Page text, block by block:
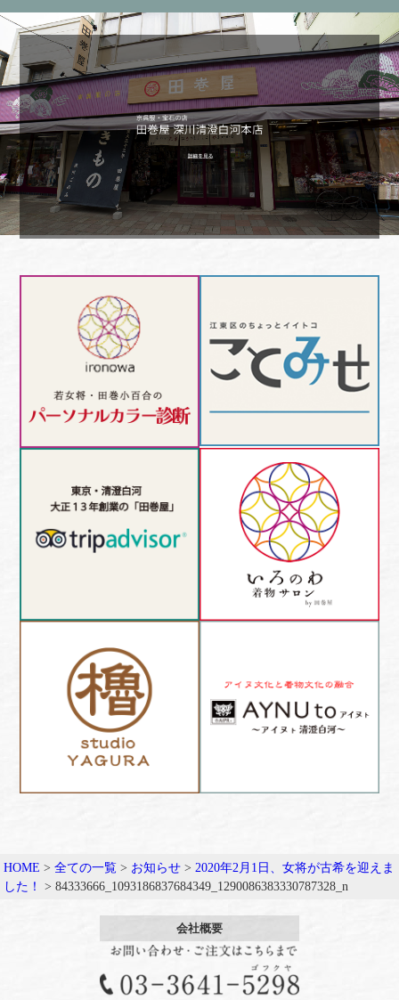
HOME >全ての一覧 > お知らせ > 2020年2月1日、女将が古希を迎えま
した！
>84333666_1093186837684349_1290086383330787328_n
会社概要